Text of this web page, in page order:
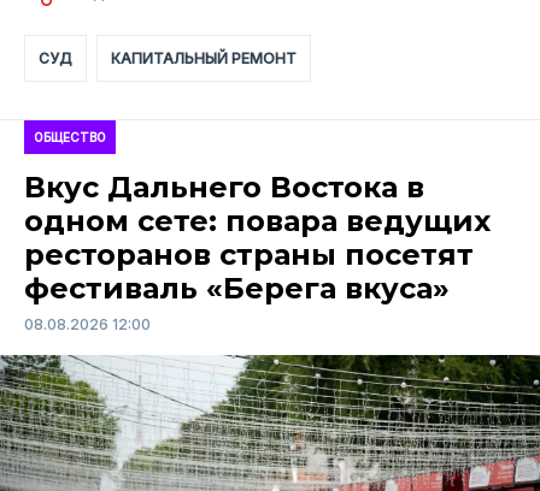
СУД КАПИТАЛЬНЫЙ РЕМОНТ
ОБЩЕСТВО
Вкус Дальнего Востока в
одном сете: повара ведущих
ресторанов страны посетят
фестиваль «Берега вкуса»
08.08.2026 12:00